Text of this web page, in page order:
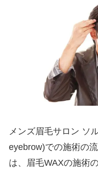
メンズ眉毛サロン ソ
eyebrow)での施術の
は、眉毛WAXの施術